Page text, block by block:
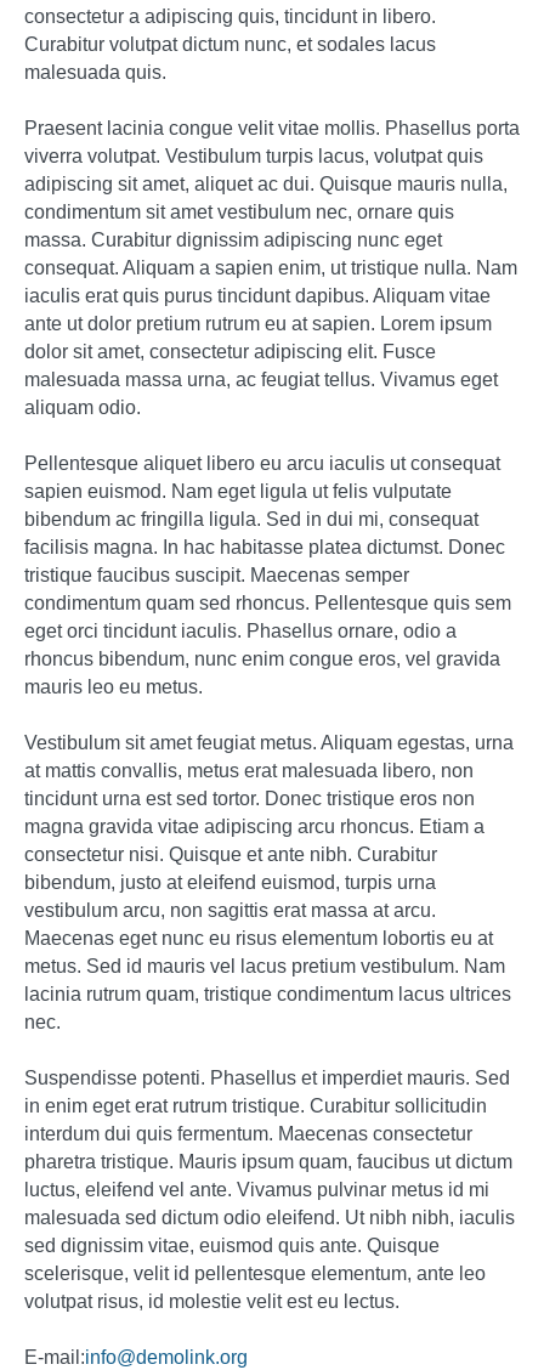
consectetur a adipiscing quis, tincidunt in libero.
Curabitur volutpat dictum nunc, et sodales lacus
malesuada quis.
Praesent lacinia congue velit vitae mollis. Phasellus porta
viverra volutpat. Vestibulum turpis lacus, volutpat quis
adipiscing sit amet, aliquet ac dui. Quisque mauris nulla,
condimentum sit amet vestibulum nec, ornare quis
massa. Curabitur dignissim adipiscing nunc eget
consequat. Aliquam a sapien enim, ut tristique nulla. Nam
iaculis erat quis purus tincidunt dapibus. Aliquam vitae
ante ut dolor pretium rutrum eu at sapien. Lorem ipsum
dolor sit amet, consectetur adipiscing elit. Fusce
malesuada massa urna, ac feugiat tellus. Vivamus eget
aliquam odio.
Pellentesque aliquet libero eu arcu iaculis ut consequat
sapien euismod. Nam eget ligula ut felis vulputate
bibendum ac fringilla ligula. Sed in dui mi, consequat
facilisis magna. In hac habitasse platea dictumst. Donec
tristique faucibus suscipit. Maecenas semper
condimentum quam sed rhoncus. Pellentesque quis sem
eget orci tincidunt iaculis. Phasellus ornare, odio a
rhoncus bibendum, nunc enim congue eros, vel gravida
mauris leo eu metus.
Vestibulum sit amet feugiat metus. Aliquam egestas, urna
at mattis convallis, metus erat malesuada libero, non
tincidunt urna est sed tortor. Donec tristique eros non
magna gravida vitae adipiscing arcu rhoncus. Etiam a
consectetur nisi. Quisque et ante nibh. Curabitur
bibendum, justo at eleifend euismod, turpis urna
vestibulum arcu, non sagittis erat massa at arcu.
Maecenas eget nunc eu risus elementum lobortis eu at
metus. Sed id mauris vel lacus pretium vestibulum. Nam
lacinia rutrum quam, tristique condimentum lacus ultrices
nec.
Suspendisse potenti. Phasellus et imperdiet mauris. Sed
in enim eget erat rutrum tristique. Curabitur sollicitudin
interdum dui quis fermentum. Maecenas consectetur
pharetra tristique. Mauris ipsum quam, faucibus ut dictum
luctus, eleifend vel ante. Vivamus pulvinar metus id mi
malesuada sed dictum odio eleifend. Ut nibh nibh, iaculis
sed dignissim vitae, euismod quis ante. Quisque
scelerisque, velit id pellentesque elementum, ante leo
volutpat risus, id molestie velit est eu lectus.
E-mail:info@demolink.org